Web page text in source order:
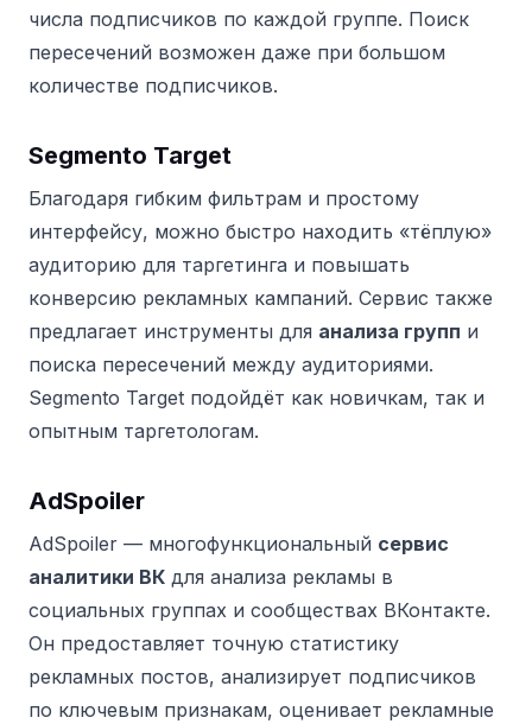
числа подписчиков по каждой группе. Поиск
пересечений возможен даже при большом
количестве подписчиков.
Segmento Target
Благодаря гибким фильтрам и простому
интерфейсу, можно быстро находить «тёплую»
аудиторию для таргетинга и повышать
конверсию рекламных кампаний. Сервис также
предлагает инструменты для анализа групп и
поиска пересечений между аудиториями.
Segmento Target подойдёт как новичкам, так и
опытным таргетологам.
AdSpoiler
AdSpoiler — многофункциональный сервис
аналитики ВК для анализа рекламы в
социальных группах и сообществах ВКонтакте.
Он предоставляет точную статистику
рекламных постов, анализирует подписчиков
по ключевым признакам, оценивает рекламные